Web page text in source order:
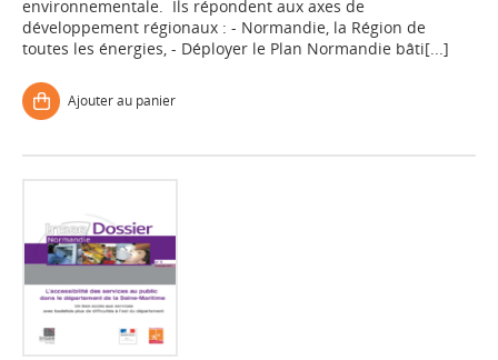
environnementale. Ils répondent aux axes de
développement régionaux : - Normandie, la Région de
toutes les énergies, - Déployer le Plan Normandie bâti[...]
Ajouter au panier